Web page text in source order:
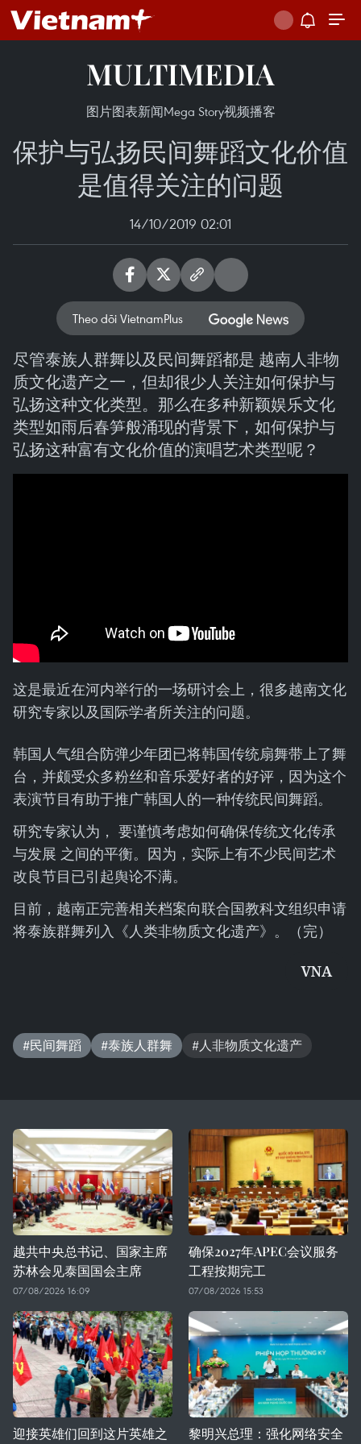
MULTIMEDIA
图片图表新闻Mega Story视频播客
保护与弘扬民间舞蹈文化价值
是值得关注的问题
14/10/2019 02:01
Theo dõi VietnamPlus
尽管泰族人群舞以及民间舞蹈都是 越南人非物
质文化遗产之一，但却很少人关注如何保护与
弘扬这种文化类型。那么在多种新颖娱乐文化
类型如雨后春笋般涌现的背景下，如何保护与
弘扬这种富有文化价值的演唱艺术类型呢？
这是最近在河内举行的一场研讨会上，很多越南文化
研究专家以及国际学者所关注的问题。
韩国人气组合防弹少年团已将韩国传统扇舞带上了舞
台，并颇受众多粉丝和音乐爱好者的好评，因为这个
表演节目有助于推广韩国人的一种传统民间舞蹈。
研究专家认为， 要谨慎考虑如何确保传统文化传承
与发展 之间的平衡。因为，实际上有不少民间艺术
改良节目已引起舆论不满。
目前，越南正完善相关档案向联合国教科文组织申请
将泰族群舞列入《人类非物质文化遗产》。（完）
VNA
#民间舞蹈 #泰族人群舞 #人非物质文化遗产
越共中央总书记、国家主席
苏林会见泰国国会主席
07/08/2026 16:09
确保2027年APEC会议服务
工程按期完工
07/08/2026 15:53
迎接英雄们回到这片英雄之 黎明兴总理：强化网络安全